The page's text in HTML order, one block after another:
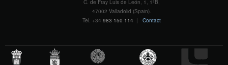
C. de Fray Luis de León, 1, 1ºB,
47002 Valladolid (Spain).
Tel. +34 983 150 114 | Contact